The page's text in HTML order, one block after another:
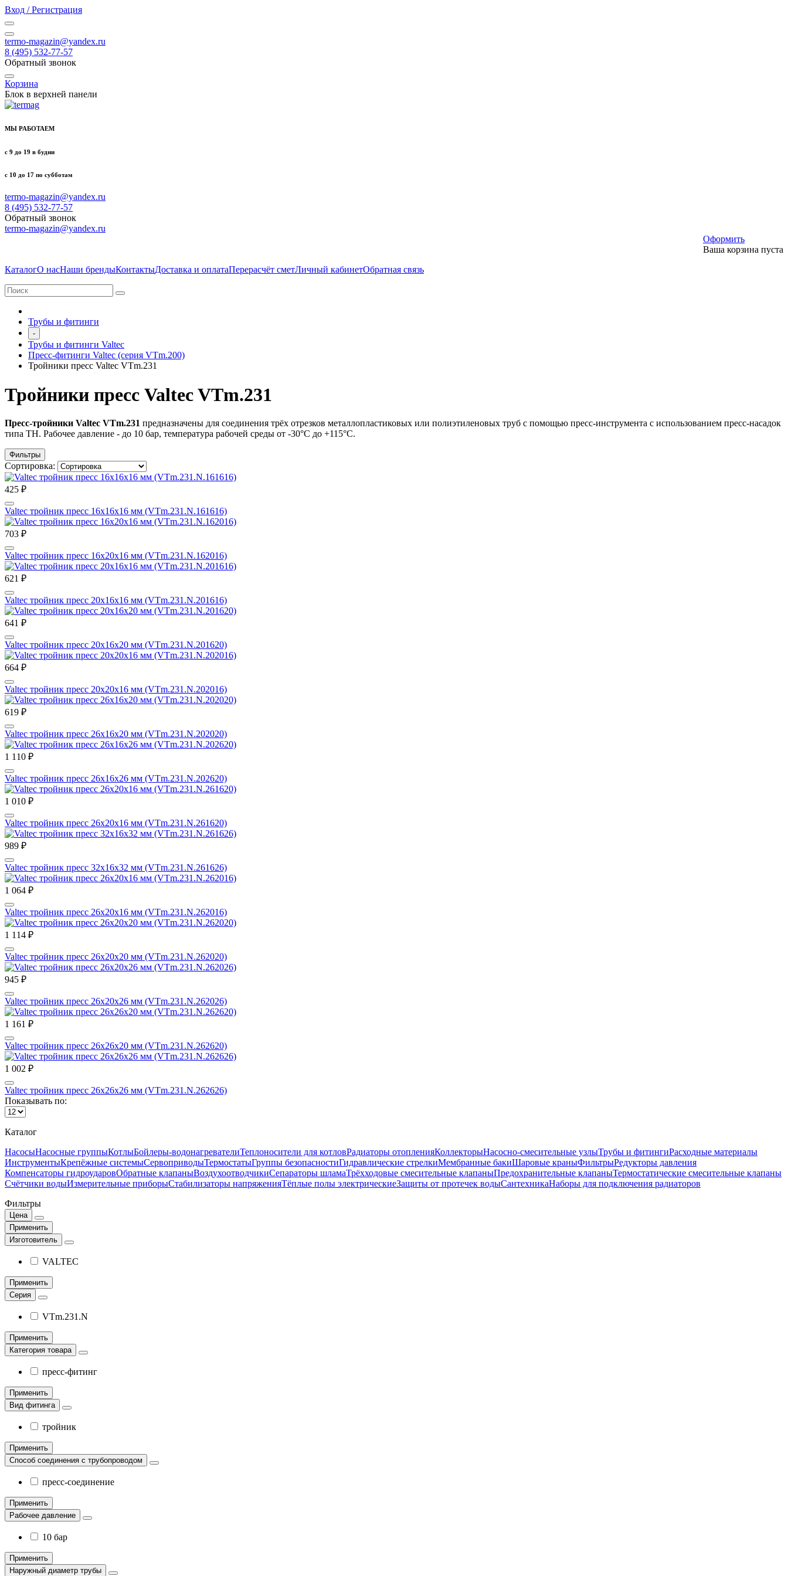
Вход / Регистрация
termo-magazin@yandex.ru
8 (495) 532-77-57
Обратный звонок
Корзина
Блок в верхней панели
МЫ РАБОТАЕМ
с 9 до 19 в будни
с 10 до 17 по субботам
termo-magazin@yandex.ru
8 (495) 532-77-57
Обратный звонок
termo-magazin@yandex.ru
Оформить
Ваша корзина пуста
КаталогО насНаши брендыКонтактыДоставка и оплатаПерерасчёт сметЛичный кабинетОбратная связь
Трубы и фитинги
-
Трубы и фитинги Valtec
Пресс-фитинги Valtec (серия VTm.200)
Тройники пресс Valtec VTm.231
Тройники пресс Valtec VTm.231
Пресс-тройники Valtec VTm.231 предназначены для соединения трёх отрезков металлопластиковых или полиэтиленовых труб с помощью пресс-инструмента с использованием пресс-насадок
типа ТН. Рабочее давление - до 10 бар, температура рабочей среды от -30°C до +115°C.
Фильтры
Сортировка:
425 ₽
Valtec тройник пресс 16х16х16 мм (VTm.231.N.161616)
703 ₽
Valtec тройник пресс 16х20х16 мм (VTm.231.N.162016)
621 ₽
Valtec тройник пресс 20х16х16 мм (VTm.231.N.201616)
641 ₽
Valtec тройник пресс 20х16х20 мм (VTm.231.N.201620)
664 ₽
Valtec тройник пресс 20х20х16 мм (VTm.231.N.202016)
619 ₽
Valtec тройник пресс 26х16х20 мм (VTm.231.N.202020)
1 110 ₽
Valtec тройник пресс 26х16х26 мм (VTm.231.N.202620)
1 010 ₽
Valtec тройник пресс 26х20х16 мм (VTm.231.N.261620)
989 ₽
Valtec тройник пресс 32х16х32 мм (VTm.231.N.261626)
1 064 ₽
Valtec тройник пресс 26х20х16 мм (VTm.231.N.262016)
1 114 ₽
Valtec тройник пресс 26х20х20 мм (VTm.231.N.262020)
945 ₽
Valtec тройник пресс 26х20х26 мм (VTm.231.N.262026)
1 161 ₽
Valtec тройник пресс 26х26х20 мм (VTm.231.N.262620)
1 002 ₽
Valtec тройник пресс 26х26х26 мм (VTm.231.N.262626)
Показывать по:
Каталог
НасосыНасосные группыКотлыБойлеры-водонагревателиТеплоносители для котловРадиаторы отопленияКоллекторыНасосно-смесительные узлыТрубы и фитингиРасходные материалы
ИнструментыКрепёжные системыСервоприводыТермостатыГруппы безопасностиГидравлические стрелкиМембранные бакиШаровые краныФильтрыРедукторы давления
Компенсаторы гидроударовОбратные клапаныВоздухоотводчикиСепараторы шламаТрёхходовые смесительные клапаныПредохранительные клапаныТермостатические смесительные клапаны
Счётчики водыИзмерительные приборыСтабилизаторы напряженияТёплые полы электрическиеЗащиты от протечек водыСантехникаНаборы для подключения радиаторов
Фильтры
Цена
Применить
Изготовитель
VALTEC
Применить
Серия
VTm.231.N
Применить
Категория товара
пресс-фитинг
Применить
Вид фитинга
тройник
Применить
Способ соединения с трубопроводом
пресс-соединение
Применить
Рабочее давление
10 бар
Применить
Наружный диаметр трубы